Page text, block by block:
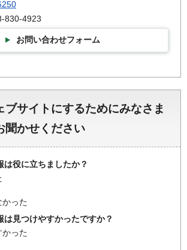
830-4923
お問い合わせフォーム
ブサイトにするためにみなさま
聞かせください
は役に立ちましたか？
かった
は見つけやすかったですか？
かった